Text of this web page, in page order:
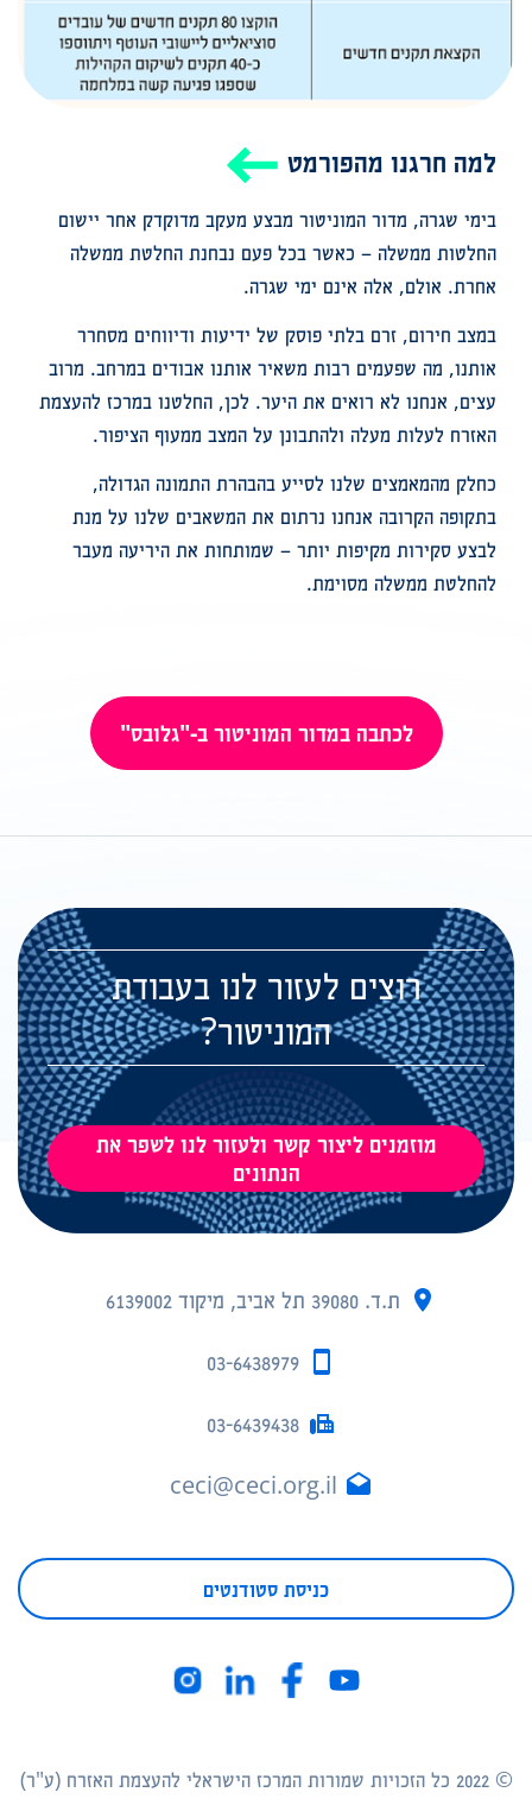
למה חרגנו מהפורמט
בימי שגרה, מדור המוניטור מבצע מעקב מדוקדק אחר יישום
החלטות ממשלה – כאשר בכל פעם נבחנת החלטת ממשלה
אחרת. אולם, אלה אינם ימי שגרה.
במצב חירום, זרם בלתי פוסק של ידיעות ודיווחים מסחרר
אותנו, מה שפעמים רבות משאיר אותנו אבודים במרחב. מרוב
עצים, אנחנו לא רואים את היער. לכן, החלטנו במרכז להעצמת
האזרח לעלות מעלה ולהתבונן על המצב ממעוף הציפור.
כחלק מהמאמצים שלנו לסייע בהבהרת התמונה הגדולה,
בתקופה הקרובה אנחנו נרתום את המשאבים שלנו על מנת
לבצע סקירות מקיפות יותר – שמותחות את היריעה מעבר
להחלטת ממשלה מסוימת.
לכתבה במדור המוניטור ב-"גלובס"
רוצים לעזור לנו בעבודת
המוניטור?
מוזמנים ליצור קשר ולעזור לנו לשפר את
הנתונים
ת.ד. 39080 תל אביב, מיקוד 6139002
03-6438979
03-6439438
ceci@ceci.org.il
כניסת סטודנטים
© 2022 כל הזכויות שמורות המרכז הישראלי להעצמת האזרח (ע"ר)